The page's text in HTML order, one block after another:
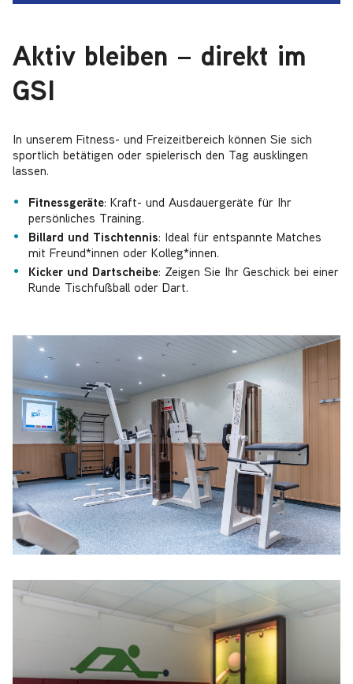
Aktiv bleiben – direkt im
GSI
In unserem Fitness- und Freizeitbereich können Sie sich
sportlich betätigen oder spielerisch den Tag ausklingen
lassen.
Fitnessgeräte: Kraft- und Ausdauergeräte für Ihr
persönliches Training.
Billard und Tischtennis: Ideal für entspannte Matches
mit Freund*innen oder Kolleg*innen.
Kicker und Dartscheibe: Zeigen Sie Ihr Geschick bei einer
Runde Tischfußball oder Dart.